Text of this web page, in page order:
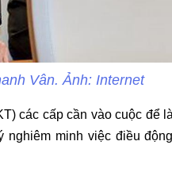
Vân. Ảnh: Internet
các cấp cần vào cuộc để
minh việc điều